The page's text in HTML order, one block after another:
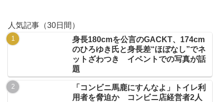
人気記事（30日間）
身長180cmを公言のGACKT、174cm
のひろゆき氏と身長差“ほぼなし”でネ
ットざわつき イベントでの写真が話
題
「コンビニ馬鹿にすんなよ」トイレ利
用者を脅迫か コンビニ店経営者2人